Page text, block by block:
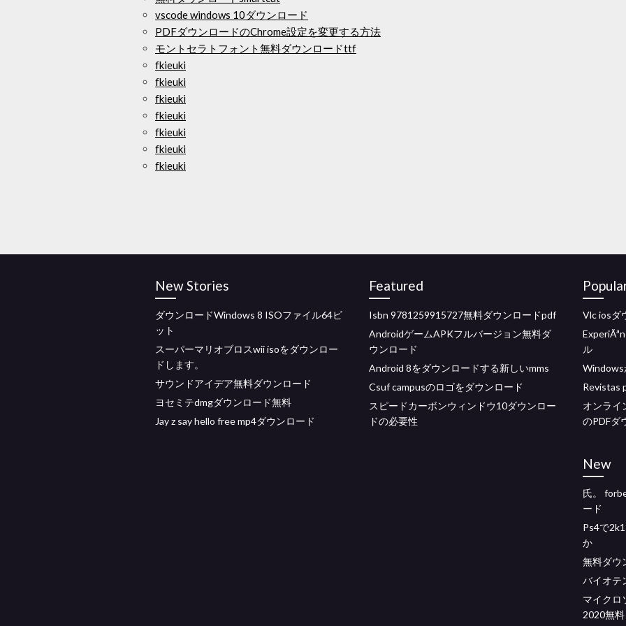
vscode windows 10ダウンロード
PDFダウンロードのChrome設定を変更する方法
モントセラトフォント無料ダウンロードttf
fkieuki
fkieuki
fkieuki
fkieuki
fkieuki
fkieuki
fkieuki
New Stories
ダウンロードWindows 8 ISOファイル64ビ
ット
スーパーマリオブロスwii isoをダウンロー
ドします。
サウンドアイデア無料ダウンロード
ヨセミテdmgダウンロード無料
Jay z say hello free mp4ダウンロード
Featured
Isbn 9781259915727無料ダウンロードpdf
AndroidゲームAPKフルバージョン無料ダ
ウンロード
Android 8をダウンロードする新しいmms
Csuf campusのロゴをダウンロード
スピードカーボンウィンドウ10ダウンロー
ドの必要性
Vlc iosダ
ル
Windows
Revistas
オンライ
のPDFダ
New
氏。
ード
Ps4で
か
無料ダウ
バイオテ
マイクロ
2020無